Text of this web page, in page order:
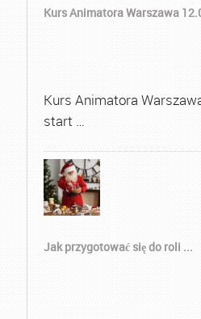
Kurs Animatora Warszawa
Kurs Animatora
start …
Jak przygotować się do roli ...